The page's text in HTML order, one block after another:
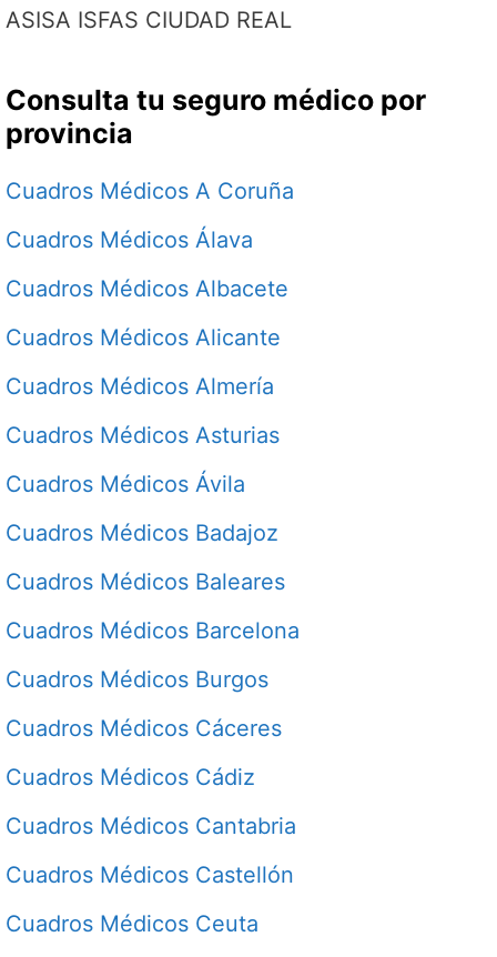
ASISA ISFAS CIUDAD REAL
Consulta tu seguro médico por
provincia
Cuadros Médicos A Coruña
Cuadros Médicos Álava
Cuadros Médicos Albacete
Cuadros Médicos Alicante
Cuadros Médicos Almería
Cuadros Médicos Asturias
Cuadros Médicos Ávila
Cuadros Médicos Badajoz
Cuadros Médicos Baleares
Cuadros Médicos Barcelona
Cuadros Médicos Burgos
Cuadros Médicos Cáceres
Cuadros Médicos Cádiz
Cuadros Médicos Cantabria
Cuadros Médicos Castellón
Cuadros Médicos Ceuta